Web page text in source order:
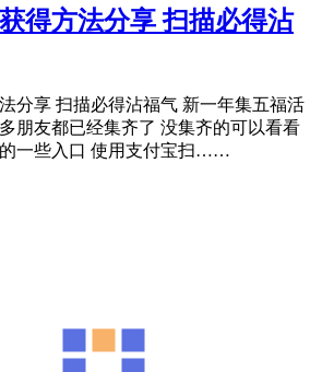
得方法分享 扫描必得沾
分享 扫描必得沾福气 新一年集五福活
朋友都已经集齐了 没集齐的可以看看
一些入口 使用支付宝扫……